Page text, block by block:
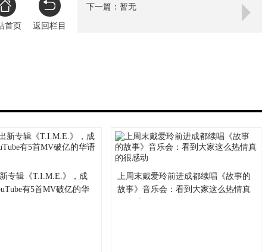
首页 返回栏目
下一篇：暂无
专辑《T.I.M.E.》，成
有5首MV破亿的华
上周末戴爱玲前进成都续唱《故事的
故事》音乐会：看到大家这么热情真